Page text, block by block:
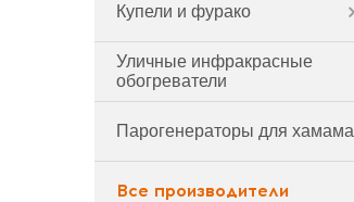
Купели и фурако
Уличные инфракрасные
обогреватели
Парогенераторы для хамама
Все производители